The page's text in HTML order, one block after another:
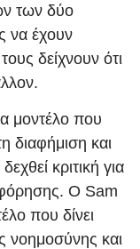
των δύο
να έχουν
δείχνουν ότι
μοντέλο που
διαφήμιση και
κριτική για
Ο Sam
που δίνει
νοημοσύνης και